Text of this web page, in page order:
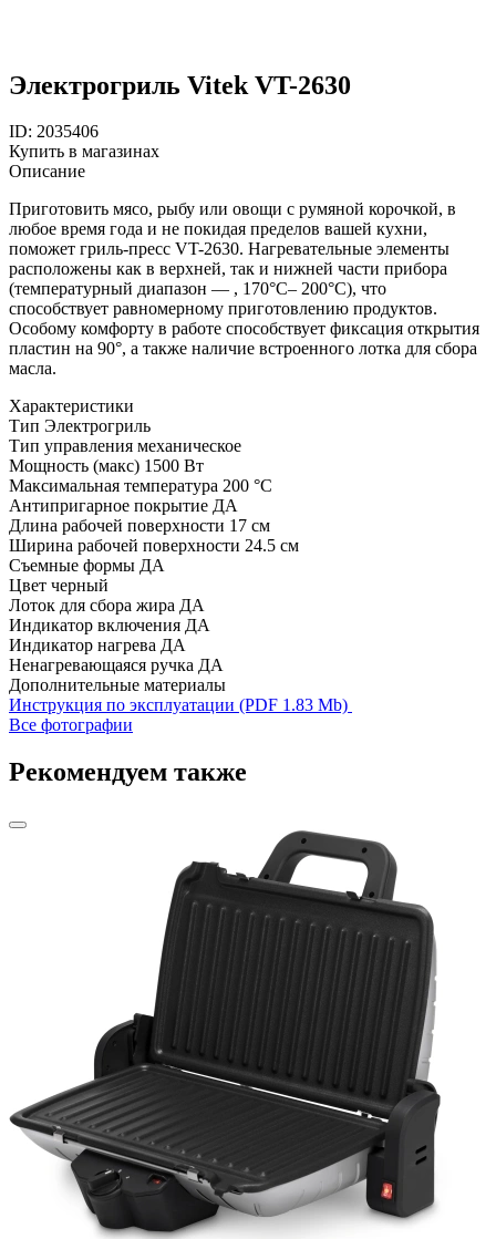
Электрогриль Vitek VT-2630
ID: 2035406
Купить в магазинах
Описание
Приготовить мясо, рыбу или овощи с румяной корочкой, в
любое время года и не покидая пределов вашей кухни,
поможет гриль-пресс VT-2630. Нагревательные элементы
расположены как в верхней, так и нижней части прибора
(температурный диапазон — , 170°С– 200°С), что
способствует равномерному приготовлению продуктов.
Особому комфорту в работе способствует фиксация открытия
пластин на 90°, а также наличие встроенного лотка для сбора
масла.
Характеристики
Тип Электрогриль
Тип управления механическое
Мощность (макс) 1500 Вт
Максимальная температура 200 °С
Антипригарное покрытие ДА
Длина рабочей поверхности 17 см
Ширина рабочей поверхности 24.5 см
Съемные формы ДА
Цвет черный
Лоток для сбора жира ДА
Индикатор включения ДА
Индикатор нагрева ДА
Ненагревающаяся ручка ДА
Дополнительные материалы
Инструкция по эксплуатации (PDF 1.83 Mb)
Все фотографии
Рекомендуем также